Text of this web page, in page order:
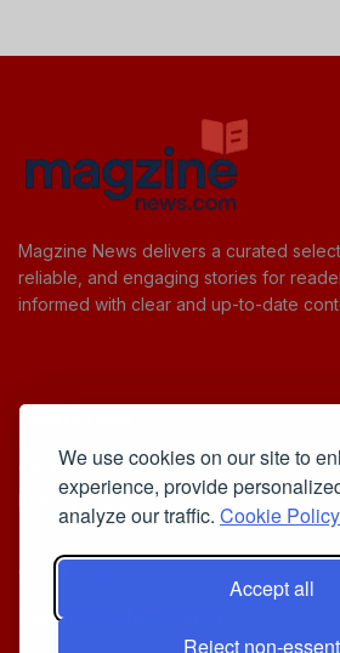
We use cookies on our site to
experience, provide
analyze our traffic. Cookie
Accept all
Reject non-
Magzine News delivers a curated
reliable, and engaging stories for
informed with clear and up-to-date
Cookie Policy
Privacy Policy
Iscriviti alla Newsletter